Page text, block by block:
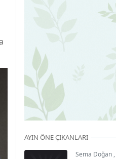
AYIN ÖNE ÇIKANLARI
Sema Doğan ,